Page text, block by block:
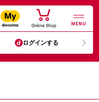
MENU
ログインする